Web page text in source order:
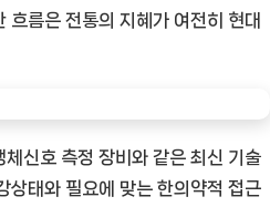
름은 전통의 지혜가 여전히 현대
신호 측정 장비와 같은 최신 기술
상태와 필요에 맞는 한의약적 접근